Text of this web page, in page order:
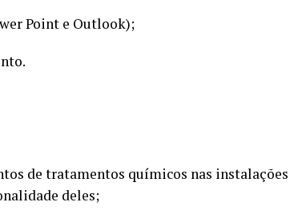
Point e Outlook);
de tratamentos químicos nas instalações
deles;